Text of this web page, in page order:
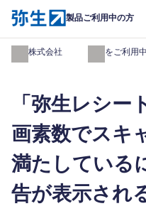
製品ご利用中の方
弥生株式会社 製品をご利用
「弥生レシ
画素数でスキ
満たしている
告が表示され